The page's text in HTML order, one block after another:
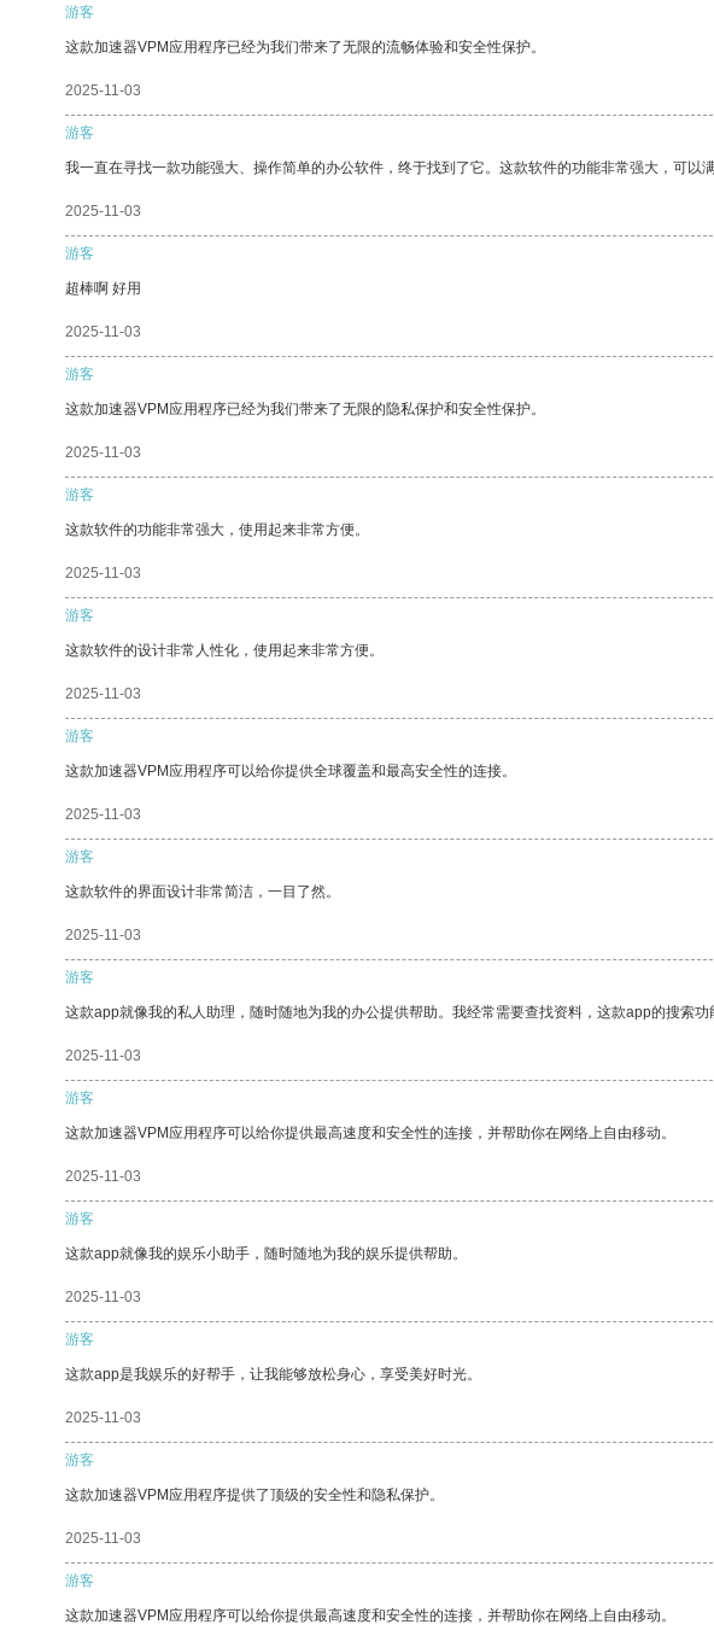
游客
这款加速器VPM应用程序已经为我们带来了无限的流畅体验和安全性保护。
2025-11-03
游客
我一直在寻找一款功能强大、操作简单的办公软件，终于找到了它。这款软件的功能非常强大，可以
2025-11-03
游客
超棒啊 好用
2025-11-03
游客
这款加速器VPM应用程序已经为我们带来了无限的隐私保护和安全性保护。
2025-11-03
游客
这款软件的功能非常强大，使用起来非常方便。
2025-11-03
游客
这款软件的设计非常人性化，使用起来非常方便。
2025-11-03
游客
这款加速器VPM应用程序可以给你提供全球覆盖和最高安全性的连接。
2025-11-03
游客
这款软件的界面设计非常简洁，一目了然。
2025-11-03
游客
这款app就像我的私人助理，随时随地为我的办公提供帮助。我经常需要查找资料，这款app的搜索功
2025-11-03
游客
这款加速器VPM应用程序可以给你提供最高速度和安全性的连接，并帮助你在网络上自由移动。
2025-11-03
游客
这款app就像我的娱乐小助手，随时随地为我的娱乐提供帮助。
2025-11-03
游客
这款app是我娱乐的好帮手，让我能够放松身心，享受美好时光。
2025-11-03
游客
这款加速器VPM应用程序提供了顶级的安全性和隐私保护。
2025-11-03
游客
这款加速器VPM应用程序可以给你提供最高速度和安全性的连接，并帮助你在网络上自由移动。